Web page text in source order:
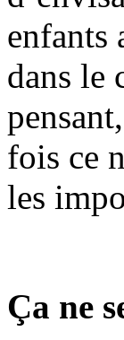
enfants
dans le
fois ce
les
Ça ne